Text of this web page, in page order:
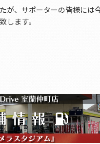
、サポーターの皆様には
します。